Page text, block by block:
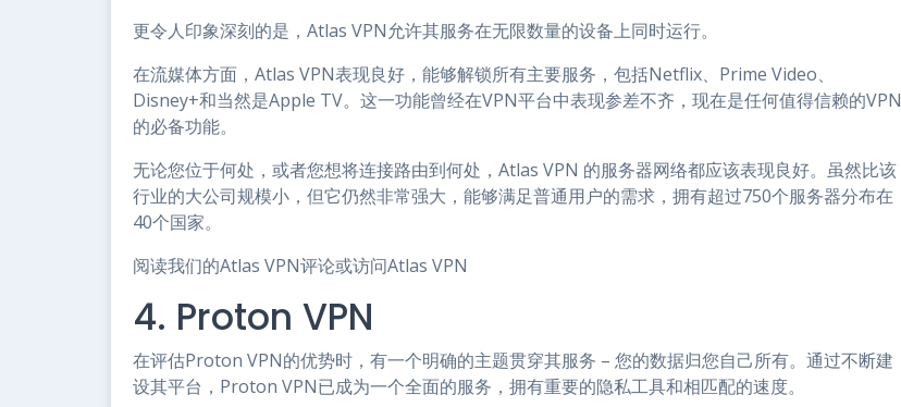
更令人印象深刻的是，Atlas VPN允许其服务在无限数量的设备上同时运行。
在流媒体方面，Atlas VPN表现良好，能够解锁所有主要服务，包括Netflix、Prime Video、
Disney+和当然是Apple TV。这一功能曾经在VPN平台中表现参差不齐，现在是任何值得信赖的VPN
的必备功能。
无论您位于何处，或者您想将连接路由到何处，Atlas VPN 的服务器网络都应该表现良好。虽然比该
行业的大公司规模小，但它仍然非常强大，能够满足普通用户的需求，拥有超过750个服务器分布在
40个国家。
阅读我们的Atlas VPN评论或访问Atlas VPN
4. Proton VPN
在评估Proton VPN的优势时，有一个明确的主题贯穿其服务 – 您的数据归您自己所有。通过不断建
设其平台，Proton VPN已成为一个全面的服务，拥有重要的隐私工具和相匹配的速度。